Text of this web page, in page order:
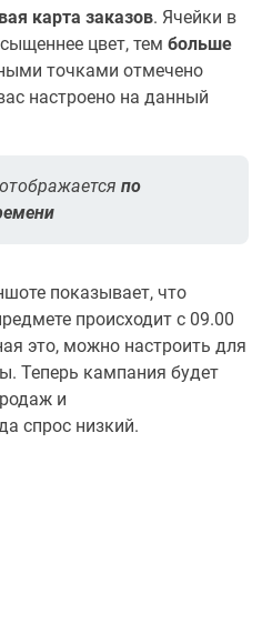
карта заказов. Ячейки в
цвет, тем больше
точками отмечено
настроено на данный
по
показывает, что
происходит с 09.00
это, можно настроить для
Теперь кампания будет
и
спрос низкий.